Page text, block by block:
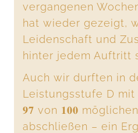
vergangenen
hat wieder gezeigt,
Leidenschaft und
hinter jedem Auftritt
Auch wir durften in
Leistungsstufe D
𝟗𝟕 von 𝟏𝟎𝟎
abschließen – ein